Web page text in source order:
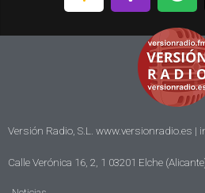
Versión Radio, S.L. www.versionradio.es |
Calle Verónica 16, 2, 1 03201 Elche